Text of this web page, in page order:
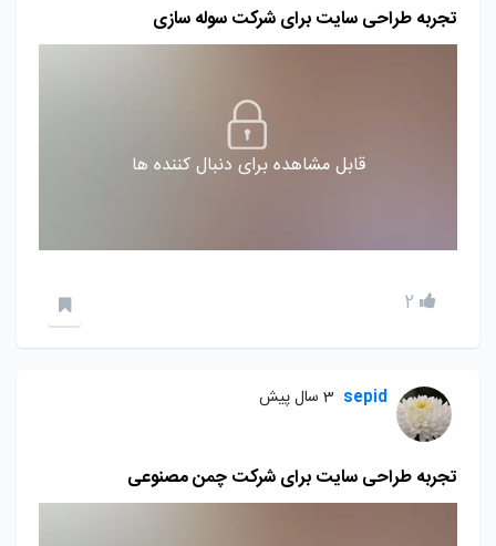
تجربه طراحی سایت برای شرکت سوله سازی
قابل مشاهده برای دنبال کننده ها
2
sepid 3 سال پیش
تجربه طراحی سایت برای شرکت چمن مصنوعی